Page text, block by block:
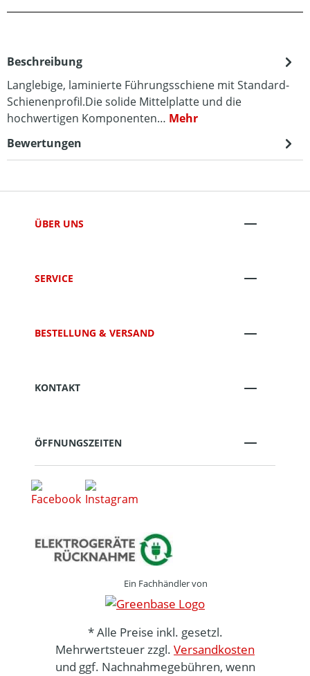
Beschreibung
Langlebige, laminierte Führungsschiene mit Standard-
Schienenprofil.Die solide Mittelplatte und die
hochwertigen Komponenten… Mehr
Bewertungen
ÜBER UNS
SERVICE
BESTELLUNG & VERSAND
KONTAKT
ÖFFNUNGSZEITEN
Ein Fachhändler von
* Alle Preise inkl. gesetzl.
Mehrwertsteuer zzgl. Versandkosten
und ggf. Nachnahmegebühren, wenn